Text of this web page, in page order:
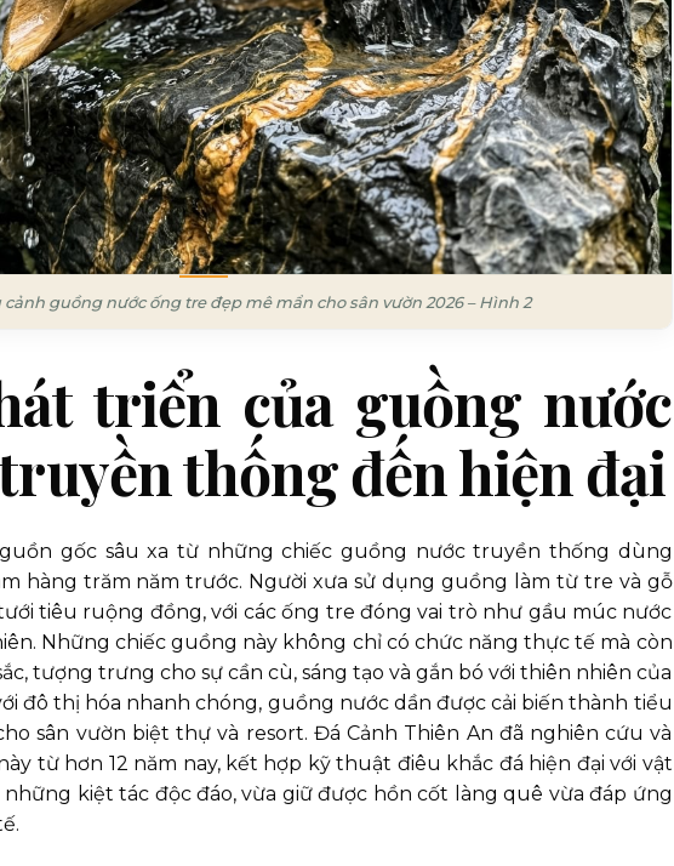
cảnh guồng nước ống tre đẹp mê mẩn cho sân vườn 2026 – Hình 2
triển của guồng nước
thống đến hiện đại
gốc sâu xa từ những chiếc guồng nước truyền thống dùng
hàng trăm năm trước. Người xưa sử dụng guồng làm từ tre và gỗ
tiêu ruộng đồng, với các ống tre đóng vai trò như gầu múc nước
Những chiếc guồng này không chỉ có chức năng thực tế mà còn
tượng trưng cho sự cần cù, sáng tạo và gắn bó với thiên nhiên của
đô thị hóa nhanh chóng, guồng nước dần được cải biến thành tiểu
sân vườn biệt thự và resort. Đá Cảnh Thiên An đã nghiên cứu và
từ hơn 12 năm nay, kết hợp kỹ thuật điêu khắc đá hiện đại với vật
kiệt tác độc đáo, vừa giữ được hồn cốt làng quê vừa đáp ứng